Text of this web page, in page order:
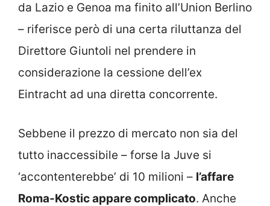
da Lazio e Genoa ma finito all’Union Berlino
– riferisce però di una certa riluttanza del
Direttore Giuntoli nel prendere in
considerazione la cessione dell’ex
Eintracht ad una diretta concorrente.
Sebbene il prezzo di mercato non sia del
tutto inaccessibile – forse la Juve si
‘accontenterebbe’ di 10 milioni – l’affare
Roma-Kostic appare complicato. Anche